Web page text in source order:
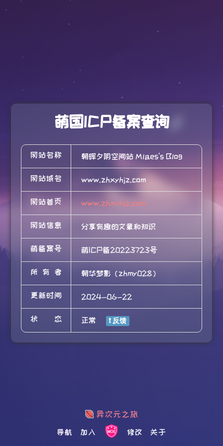
萌国ICP备案查询
网站名称 朝晖夕阴空间站 Mlaes's Blog
网站域名 www.zhxyhjz.com
网站首页 www.zhxyhjz.com
网站信息 分享有趣的文章和知识
萌备案号 萌ICP备20223723号
所有者 朝华梦影（zhmy028）
更新时间 2024-06-22
状态 正常
导航 加入 修改 关于